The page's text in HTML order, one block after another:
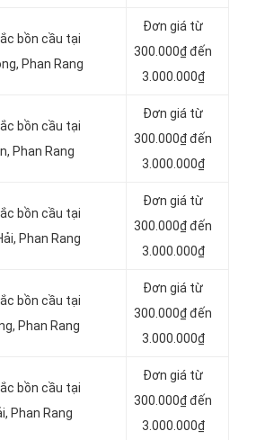
bồn cầu tại
Phan Rang
Đơn giá từ
300.000₫ đến
3.000.000₫
bồn cầu tại
Phan Rang
Đơn giá từ
300.000₫ đến
3.000.000₫
bồn cầu tại
Phan Rang
Đơn giá từ
300.000₫ đến
3.000.000₫
bồn cầu tại
Phan Rang
Đơn giá từ
300.000₫ đến
3.000.000₫
bồn cầu tại
Phan Rang
Đơn giá từ
300.000₫ đến
3.000.000₫